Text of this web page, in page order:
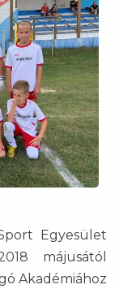
Egyesület
májusától
Akadémiához